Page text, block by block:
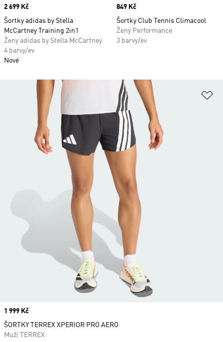
Price
2 699 Kč
Šortky adidas by Stella
McCartney Training 2in1
Ženy adidas by Stella McCartney
4 barvy/ev
Nové
Price
849 Kč
Šortky Club Tennis Climacool
Ženy Performance
3 barvy/ev
Price
1 999 Kč
ŠORTKY TERREX XPERIOR PRO AERO
Muži TERREX